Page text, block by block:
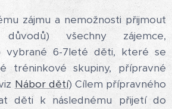
zájmu a nemožnosti přijmout
všechny zájemce,
vybrané 6-7leté děti, které se
tréninkové skupiny, přípravné
Nábor dětí) Cílem přípravného
děti k následnému přijetí do